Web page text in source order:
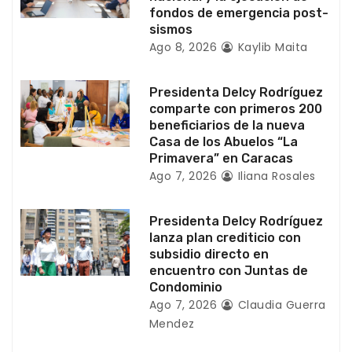
t
a
d
fondos de emergencia post-
sismos
Ago 8, 2026 Kaylib Maita
Presidenta Delcy Rodríguez
comparte con primeros 200
beneficiarios de la nueva
Casa de los Abuelos “La
Primavera” en Caracas
Ago 7, 2026 Iliana Rosales
Presidenta Delcy Rodríguez
lanza plan crediticio con
subsidio directo en
encuentro con Juntas de
Condominio
Ago 7, 2026
Claudia Guerra
Mendez